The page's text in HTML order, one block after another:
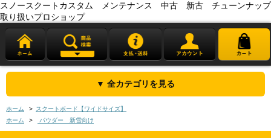
スノースクートカスタム メンテナンス 中古 新古 チューンナップ
取り扱いプロショップ
▼ 全カテゴリを見る
ホーム > スクートボード【ワイドサイズ】
ホーム
> パウダー 新雪向け